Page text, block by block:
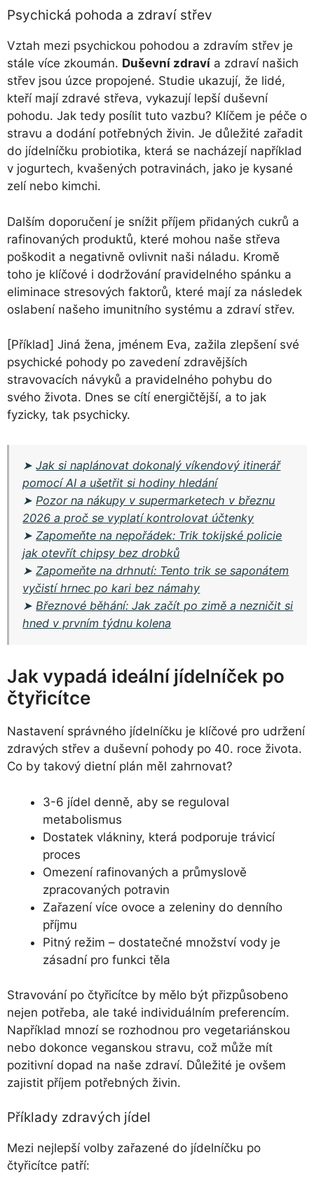
Psychická pohoda a zdraví střev
Vztah mezi psychickou pohodou a zdravím střev je
stále více zkoumán. Duševní zdraví a zdraví našich
střev jsou úzce propojené. Studie ukazují, že lidé,
kteří mají zdravé střeva, vykazují lepší duševní
pohodu. Jak tedy posílit tuto vazbu? Klíčem je péče o
stravu a dodání potřebných živin. Je důležité zařadit
do jídelníčku probiotika, která se nacházejí například
v jogurtech, kvašených potravinách, jako je kysané
zelí nebo kimchi.
Dalším doporučení je snížit příjem přidaných cukrů a
rafinovaných produktů, které mohou naše střeva
poškodit a negativně ovlivnit naši náladu. Kromě
toho je klíčové i dodržování pravidelného spánku a
eliminace stresových faktorů, které mají za následek
oslabení našeho imunitního systému a zdraví střev.
[Příklad] Jiná žena, jménem Eva, zažila zlepšení své
psychické pohody po zavedení zdravějších
stravovacích návyků a pravidelného pohybu do
svého života. Dnes se cítí energičtější, a to jak
fyzicky, tak psychicky.
➤Jak si naplánovat dokonalý víkendový itinerář
pomocí AI a ušetřit si hodiny hledání
➤Pozor na nákupy v supermarketech v březnu
2026 a proč se vyplatí kontrolovat účtenky
➤Zapomeňte na nepořádek: Trik tokijské policie
jak otevřít chipsy bez drobků
➤Zapomeňte na drhnutí: Tento trik se saponátem
vyčistí hrnec po kari bez námahy
➤Březnové běhání: Jak začít po zimě a nezničit si
hned v prvním týdnu kolena
Jak vypadá ideální jídelníček po
čtyřicítce
Nastavení správného jídelníčku je klíčové pro udržení
zdravých střev a duševní pohody po 40. roce života.
Co by takový dietní plán měl zahrnovat?
3-6 jídel denně, aby se reguloval
metabolismus
Dostatek vlákniny, která podporuje trávicí
proces
Omezení rafinovaných a průmyslově
zpracovaných potravin
Zařazení více ovoce a zeleniny do denního
příjmu
Pitný režim – dostatečné množství vody je
zásadní pro funkci těla
Stravování po čtyřicítce by mělo být přizpůsobeno
nejen potřeba, ale také individuálním preferencím.
Například mnozí se rozhodnou pro vegetariánskou
nebo dokonce veganskou stravu, což může mít
pozitivní dopad na naše zdraví. Důležité je ovšem
zajistit příjem potřebných živin.
Příklady zdravých jídel
Mezi nejlepší volby zařazené do jídelníčku po
čtyřicítce patří: